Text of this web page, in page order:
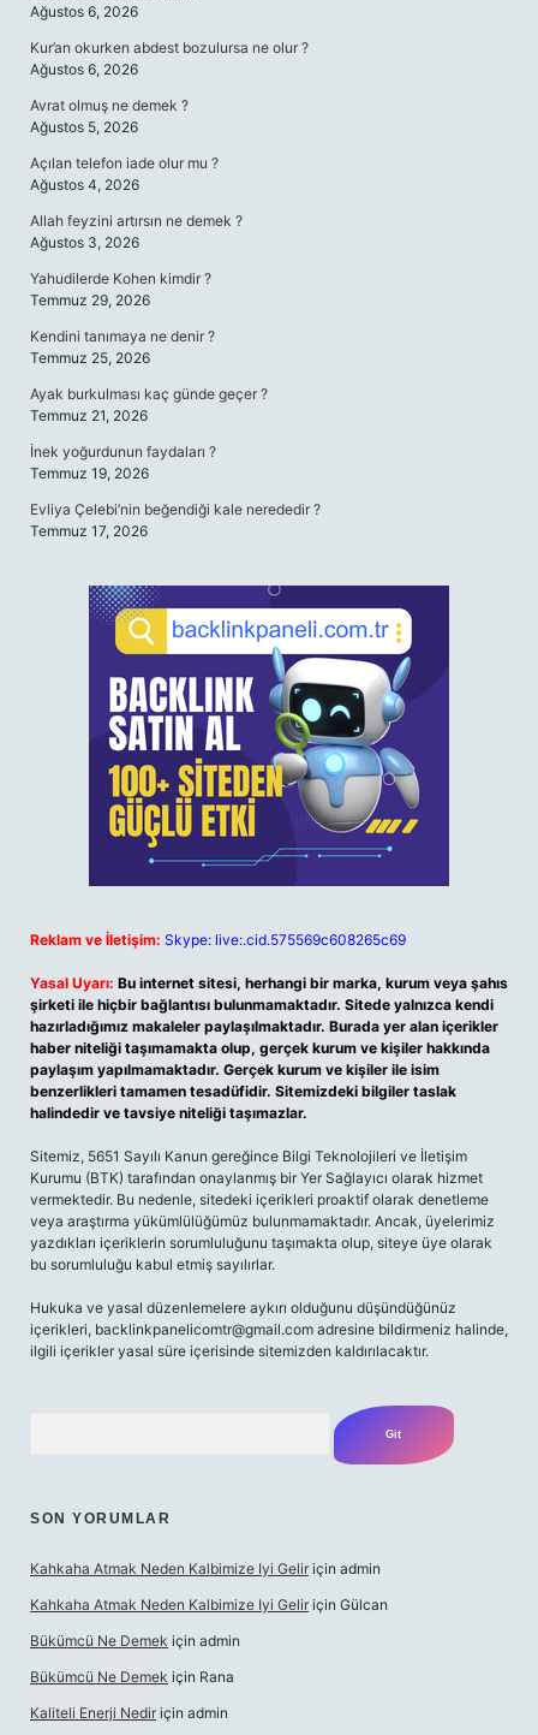
Ağustos 6, 2026
Kur’an okurken abdest bozulursa ne olur ?
Ağustos 6, 2026
Avrat olmuş ne demek ?
Ağustos 5, 2026
Açılan telefon iade olur mu ?
Ağustos 4, 2026
Allah feyzini artırsın ne demek ?
Ağustos 3, 2026
Yahudilerde Kohen kimdir ?
Temmuz 29, 2026
Kendini tanımaya ne denir ?
Temmuz 25, 2026
Ayak burkulması kaç günde geçer ?
Temmuz 21, 2026
İnek yoğurdunun faydaları ?
Temmuz 19, 2026
Evliya Çelebi’nin beğendiği kale nerededir ?
Temmuz 17, 2026
Reklam ve İletişim: Skype: live:.cid.575569c608265c69
Yasal Uyarı: Bu internet sitesi, herhangi bir marka, kurum veya şahıs
şirketi ile hiçbir bağlantısı bulunmamaktadır. Sitede yalnızca kendi
hazırladığımız makaleler paylaşılmaktadır. Burada yer alan içerikler
haber niteliği taşımamakta olup, gerçek kurum ve kişiler hakkında
paylaşım yapılmamaktadır. Gerçek kurum ve kişiler ile isim
benzerlikleri tamamen tesadüfidir. Sitemizdeki bilgiler taslak
halindedir ve tavsiye niteliği taşımazlar.
Sitemiz, 5651 Sayılı Kanun gereğince Bilgi Teknolojileri ve İletişim
Kurumu (BTK) tarafından onaylanmış bir Yer Sağlayıcı olarak hizmet
vermektedir. Bu nedenle, sitedeki içerikleri proaktif olarak denetleme
veya araştırma yükümlülüğümüz bulunmamaktadır. Ancak, üyelerimiz
yazdıkları içeriklerin sorumluluğunu taşımakta olup, siteye üye olarak
bu sorumluluğu kabul etmiş sayılırlar.
Hukuka ve yasal düzenlemelere aykırı olduğunu düşündüğünüz
içerikleri, backlinkpanelicomtr@gmail.com adresine bildirmeniz halinde,
ilgili içerikler yasal süre içerisinde sitemizden kaldırılacaktır.
SON YORUMLAR
Kahkaha Atmak Neden Kalbimize Iyi Gelir için admin
Kahkaha Atmak Neden Kalbimize Iyi Gelir için Gülcan
Bükümcü Ne Demek için admin
Bükümcü Ne Demek için Rana
Kaliteli Enerji Nedir için admin